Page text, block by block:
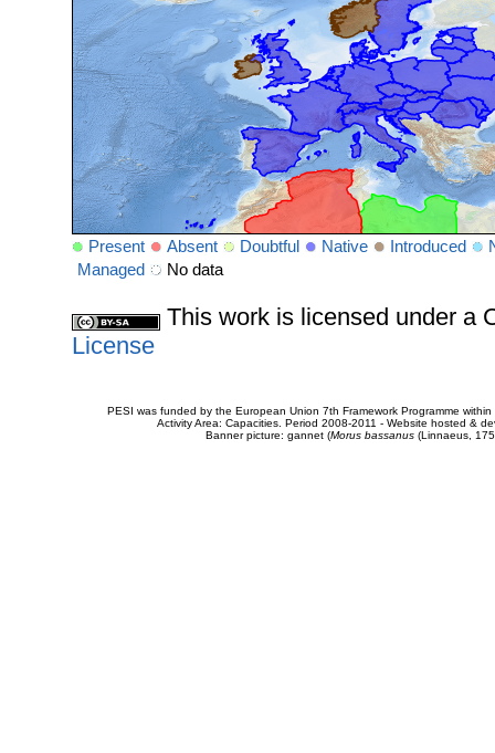
Present Absent Doubtful Native Introduced
Managed
No data
This work is licensed under a
License
PESI was funded by the European Union 7th Framework Programme
Activity Area: Capacities. Period 2008-2011 - Website hosted &
Banner picture: gannet (Morus bassanus(Linnaeus,